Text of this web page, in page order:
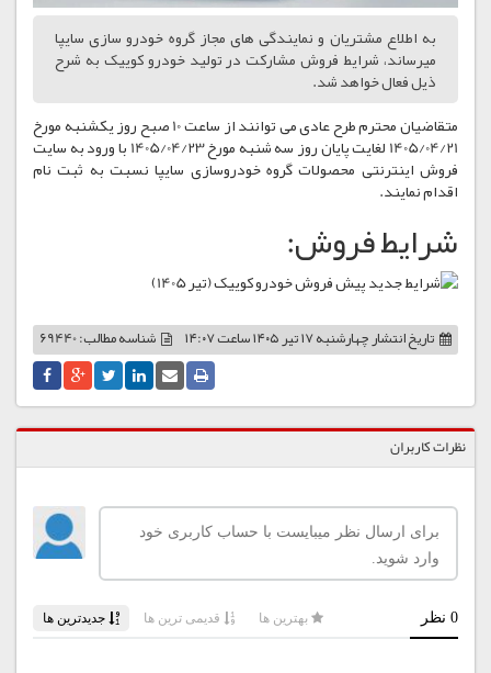
به اطلاع مشتریان و نمایندگی های مجاز گروه خودرو سازی سایپا
میرساند، شرایط فروش مشاركت در تولید خودرو کوییک به شرح
ذیل فعال خواهد شد.
متقاضیان محترم طرح عادی می توانند از ساعت 10 صبح روز يکشنبه مورخ
1405/04/21 لغایت پایان روز سه شنبه مورخ 1405/04/23 با ورود به سایت
فروش اینترنتی محصولات گروه خودروسازی سایپا نسبت به ثبت نام
اقدام نمایند.
شرایط فروش:
شناسه مطالب: 69440 تاریخ انتشارچهارشنبه ۱۷ تیر ۱۴۰۵ ساعت ۱۴:۰۷
نظرات کاربران